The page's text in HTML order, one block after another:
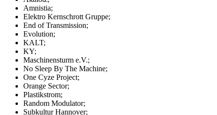
Amnistia;
Elektro Kernschrott Gruppe;
End of Transmission;
Evolution;
KALT;
KY;
Maschinensturm e.V.;
No Sleep By The Machine;
One Cyze Project;
Orange Sector;
Plastikstrom;
Random Modulator;
Subkultur Hannover;